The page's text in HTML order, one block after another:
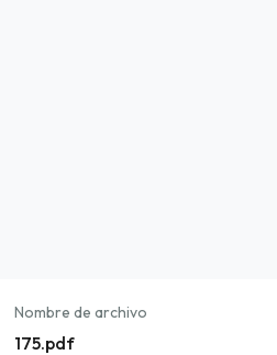
Nombre de archivo
175.pdf